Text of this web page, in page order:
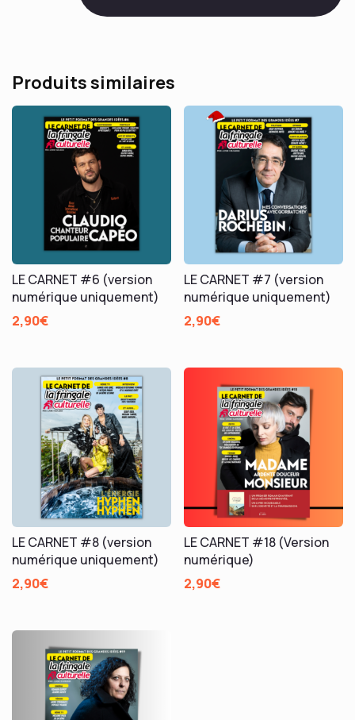
DE
ROCHEFORT
Produits similaires
LE CARNET #6 (version
numérique uniquement)
2,90€
LE CARNET #7 (version
numérique uniquement)
2,90€
LE CARNET #8 (version
numérique uniquement)
2,90€
LE CARNET #18 (Version
numérique)
2,90€